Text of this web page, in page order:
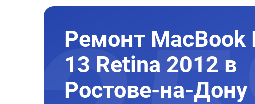
Ремонт MacBook
13 Retina 2012 в
Ростове-на-Дону